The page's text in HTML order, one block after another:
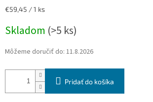
Jednotková
€59,45 / 1 ks
Skladom (>5 ks)
Môžeme doručiť do: 11.8.2026
Pridať do košíka